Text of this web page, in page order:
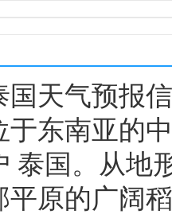
国天气预报
于东南亚的
泰国。从地
平原的广阔